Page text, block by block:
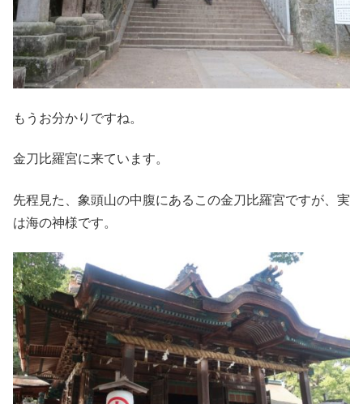
もうお分かりですね。
金刀比羅宮に来ています。
先程見た、象頭山の中腹にあるこの金刀比羅宮ですが、実
は海の神様です。